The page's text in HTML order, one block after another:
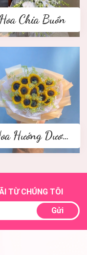
Hoa Chia Buồn
Hoa Hướng Dương
TỪ CHÚNG TÔI
Gửi